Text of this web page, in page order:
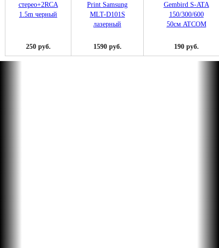
250 руб. 1590 руб. 190 руб.